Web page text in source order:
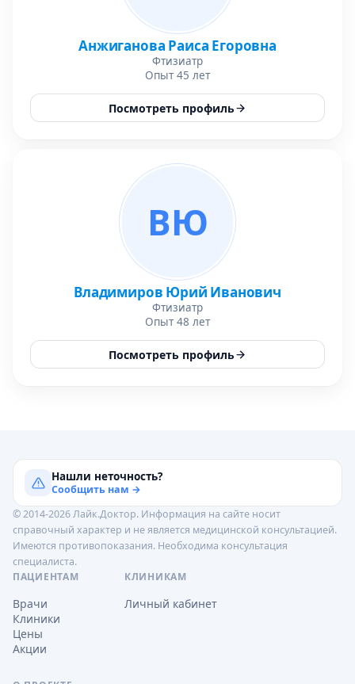
Анжиганова Раиса Егоровна
Фтизиатр
Опыт 45 лет
Посмотреть профиль
ВЮ
Владимиров Юрий Иванович
Фтизиатр
Опыт 48 лет
Посмотреть профиль
Нашли неточность?
Сообщить нам →
© 2014-2026 Лайк.Доктор. Информация на сайте носит
справочный характер и не является медицинской консультацией.
Имеются противопоказания. Необходима консультация
специалиста.
ПАЦИЕНТАМ
Врачи
Клиники
Цены
Акции
КЛИНИКАМ
Личный кабинет